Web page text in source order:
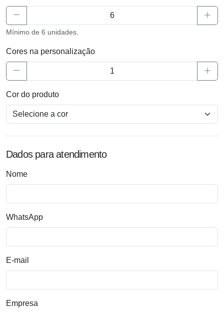
Mínimo de 6 unidades.
Cores na personalização
Cor do produto
Dados para atendimento
Nome
WhatsApp
E-mail
Empresa